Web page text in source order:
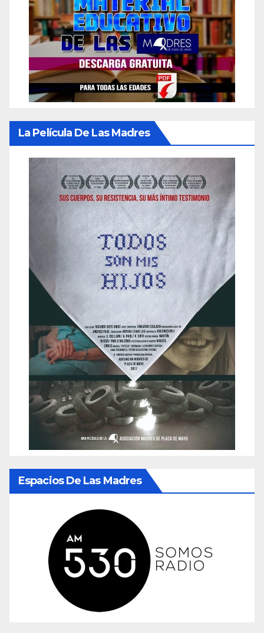
La Película De Las Madres
Espacios De Las Madres